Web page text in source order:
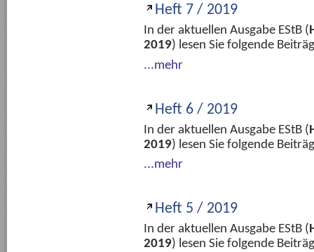
Heft 7 / 2019
In der aktuellen Ausgabe EStB (
2019) lesen Sie folgende
...mehr
Heft 6 / 2019
In der aktuellen Ausgabe EStB (
2019) lesen Sie folgende
...mehr
Heft 5 / 2019
In der aktuellen Ausgabe EStB (
2019) lesen Sie folgende